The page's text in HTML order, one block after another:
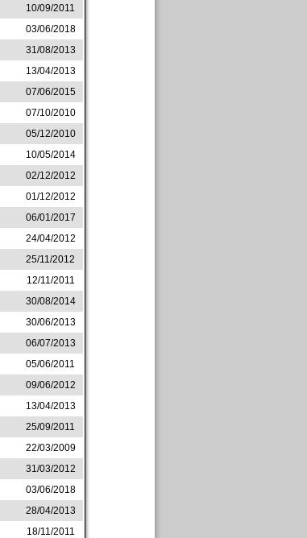
10/09/2011
03/06/2018
31/08/2013
13/04/2013
07/06/2015
07/10/2010
05/12/2010
10/05/2014
02/12/2012
01/12/2012
06/01/2017
24/04/2012
25/11/2012
12/11/2011
30/08/2014
30/06/2013
06/07/2013
05/06/2011
09/06/2012
13/04/2013
25/09/2011
22/03/2009
31/03/2012
03/06/2018
28/04/2013
18/11/2011